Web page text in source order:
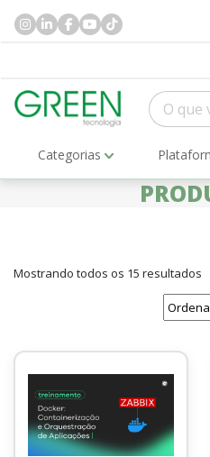
Categorias
Mostrando todos os 15 resultados